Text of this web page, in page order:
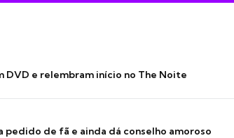
DVD e relembram início no The Noite
pedido de fã e ainda dá conselho amoroso